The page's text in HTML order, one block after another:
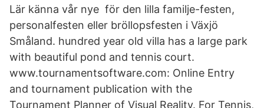
Lär känna vår nye för den lilla familje-festen,
personalfesten eller bröllopsfesten i Växjö
Småland. hundred year old villa has a large park
with beautiful pond and tennis court.
www.tournamentsoftware.com: Online Entry
and tournament publication with the
Tournament Planner of Visual Reality. For Tennis,